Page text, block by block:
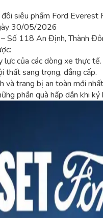
siêu phẩm Ford
30/05/2026
Số 118 An Định, Thành
của các dòng xe thực tế.
thất sang trọng, đẳng cấp.
và trang bị an toàn mới
phần quà hấp dẫn khi